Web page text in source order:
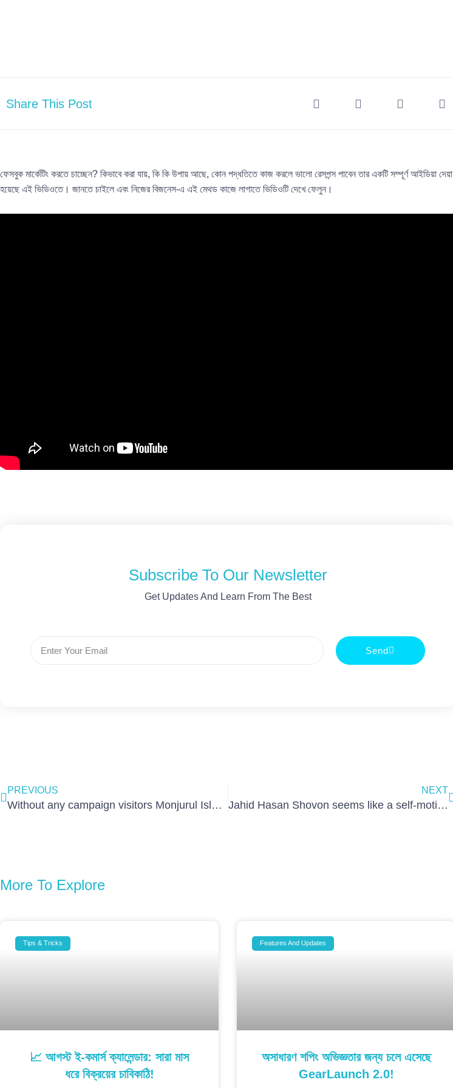
Share This Post
ফেসবুক মার্কেটিং করতে চাচ্ছেন? কিভাবে করা যায়, কি কি উপায় আছে, কোন পদ্ধতিতে কাজ করলে ভালো রেসপন্স পাবেন তার একটি সম্পূর্ণ আইডিয়া দেয়া
হয়েছে এই ভিডিওতে। জানতে চাইলে এবং নিজের বিজনেস-এ এই মেথড কাজে লাগাতে ভিডিওটি দেখে ফেলুন।
Subscribe To Our Newsletter
Get Updates And Learn From The Best
Send
PREVIOUS
Without any campaign visitors Monjurul Islam Rinku got sales
NEXT
Jahid Hasan Shovon seems like a self-motivated person
More To Explore
Tips & Tricks
📈 আগস্ট ই-কমার্স ক্যালেন্ডার: সারা মাস
ধরে বিক্রয়ের চাবিকাঠি!
Features And Updates
অসাধারণ শপিং অভিজ্ঞতার জন্য চলে এসেছে
GearLaunch 2.0!